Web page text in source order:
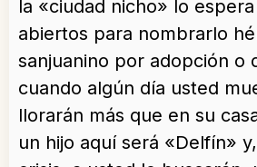
la «ciudad nicho» lo
abiertos para nombrarlo
sanjuanino por adopción o
cuando algún día usted
llorarán más que en su
un hijo aquí será «Delfín»